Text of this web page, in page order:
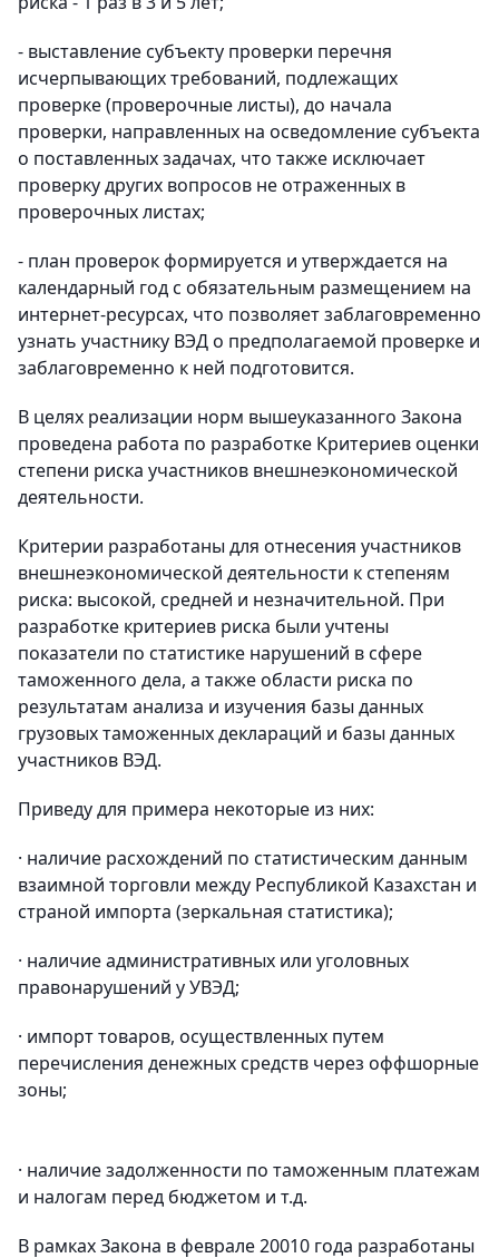
- выставление субъекту проверки перечня
исчерпывающих требований, подлежащих
проверке (проверочные листы), до начала
проверки, направленных на осведомление субъекта
о поставленных задачах, что также исключает
проверку других вопросов не отраженных в
проверочных листах;
- план проверок формируется и утверждается на
календарный год с обязательным размещением на
интернет-ресурсах, что позволяет заблаговременно
узнать участнику ВЭД о предполагаемой проверке и
заблаговременно к ней подготовится.
В целях реализации норм вышеуказанного Закона
проведена работа по разработке Критериев оценки
степени риска участников внешнеэкономической
деятельности.
Критерии разработаны для отнесения участников
внешнеэкономической деятельности к степеням
риска: высокой, средней и незначительной. При
разработке критериев риска были учтены
показатели по статистике нарушений в сфере
таможенного дела, а также области риска по
результатам анализа и изучения базы данных
грузовых таможенных деклараций и базы данных
участников ВЭД.
Приведу для примера некоторые из них:
· наличие расхождений по статистическим данным
взаимной торговли между Республикой Казахстан и
страной импорта (зеркальная статистика);
· наличие административных или уголовных
правонарушений у УВЭД;
· импорт товаров, осуществленных путем
перечисления денежных средств через оффшорные
зоны;
· наличие задолженности по таможенным платежам
и налогам перед бюджетом и т.д.
В рамках Закона в феврале 20010 года разработаны